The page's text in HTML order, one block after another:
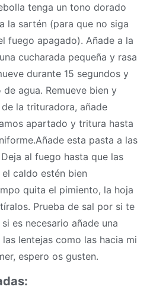
tenga un tono dorado
la sartén (para que no siga
fuego apagado). Añade a la
cucharada pequeña y rasa
durante 15 segundos y
agua. Remueve bien y
la trituradora, añade
apartado y tritura hasta
esta pasta a las
al fuego hasta que las
caldo estén bien
quita el pimiento, la hoja
Prueba de sal por si te
es necesario añade una
lentejas como las hacia mi
espero os gusten.